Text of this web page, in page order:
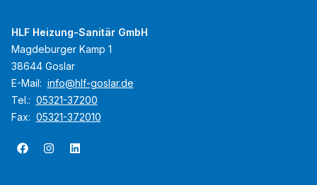
HLF Heizung-Sanitär GmbH
Magdeburger Kamp 1
38644 Goslar
E-Mail: info@hlf-goslar.de
Tel.: 05321-37200
Fax: 05321-372010